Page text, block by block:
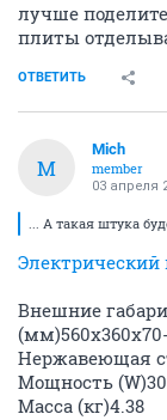
лучше
плиты
ОТВЕТИТЬ
M
Mich
member
03 апреля
... А такая штука
Внешние
Нержавеющая
Мощность
Масса (кг)4.38